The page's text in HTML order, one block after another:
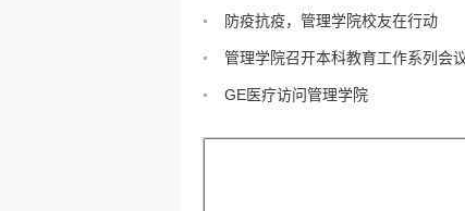
防疫抗疫，管理学院校友在行动
管理学院召开本科教育工作系列会
GE医疗访问管理学院